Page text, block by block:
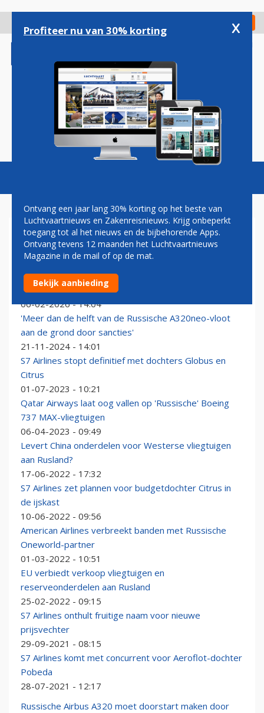
gaan
Check in
Magazine Podcasts Vacatures
S7 AIRLINES
S7 Airlines en Aeroflot plaatsen grote orders voor
Russische vliegtuigen
06-02-2026 - 14:04
'Meer dan de helft van de Russische A320neo-vloot
aan de grond door sancties'
21-11-2024 - 14:01
S7 Airlines stopt definitief met dochters Globus en
Citrus
01-07-2023 - 10:21
Qatar Airways laat oog vallen op 'Russische' Boeing
737 MAX-vliegtuigen
06-04-2023 - 09:49
Levert China onderdelen voor Westerse vliegtuigen
aan Rusland?
17-06-2022 - 17:32
S7 Airlines zet plannen voor budgetdochter Citrus in
de ijskast
10-06-2022 - 09:56
American Airlines verbreekt banden met Russische
Oneworld-partner
01-03-2022 - 10:51
EU verbiedt verkoop vliegtuigen en
reserveonderdelen aan Rusland
25-02-2022 - 09:15
S7 Airlines onthult fruitige naam voor nieuwe
prijsvechter
29-09-2021 - 08:15
S7 Airlines komt met concurrent voor Aeroflot-dochter
Pobeda
28-07-2021 - 12:17
Russische Airbus A320 moet doorstart maken door
Profiteer nu van 30% korting x
Ontvang een jaar lang 30% korting op het beste van
Luchtvaartnieuws en Zakenreisnieuws. Krijg onbeperkt
toegang tot al het nieuws en de bijbehorende Apps.
Ontvang tevens 12 maanden het Luchtvaartnieuws
Magazine in de mail of op de mat.
Bekijk aanbieding